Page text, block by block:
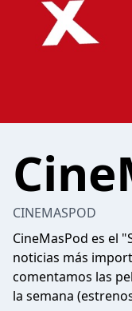
CINEMASPOD
CineMasPod es el
noticias más
comentamos las
la semana